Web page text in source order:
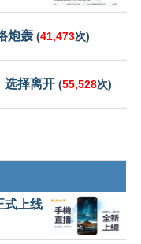
炮轰 (41,473次)
选择离开 (55,528次)
式上线